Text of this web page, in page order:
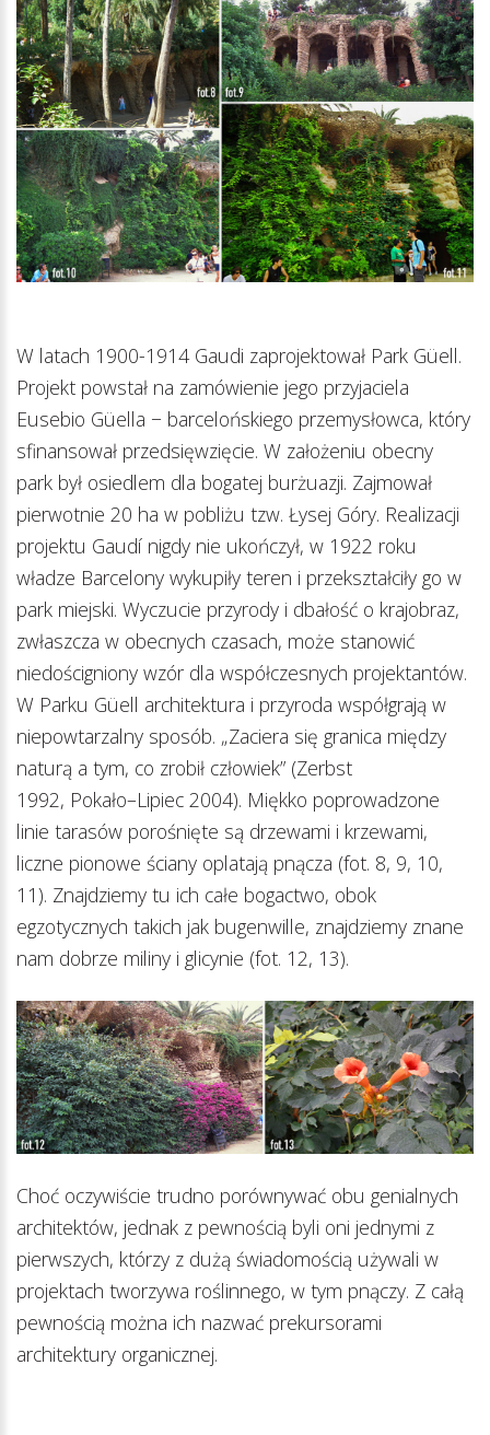
W latach 1900-1914 Gaudi zaprojektował Park Güell.
Projekt powstał na zamówienie jego przyjaciela
Eusebio Güella − barcelońskiego przemysłowca, który
sfinansował przedsięwzięcie. W założeniu obecny
park był osiedlem dla bogatej burżuazji. Zajmował
pierwotnie 20 ha w pobliżu tzw. Łysej Góry. Realizacji
projektu Gaudí nigdy nie ukończył, w 1922 roku
władze Barcelony wykupiły teren i przekształciły go w
park miejski. Wyczucie przyrody i dbałość o krajobraz,
zwłaszcza w obecnych czasach, może stanowić
niedościgniony wzór dla współczesnych projektantów.
W Parku Güell architektura i przyroda współgrają w
niepowtarzalny sposób. „Zaciera się granica między
naturą a tym, co zrobił człowiek” (Zerbst
1992, Pokało–Lipiec 2004). Miękko poprowadzone
linie tarasów porośnięte są drzewami i krzewami,
liczne pionowe ściany oplatają pnącza (fot. 8, 9, 10,
11). Znajdziemy tu ich całe bogactwo, obok
egzotycznych takich jak bugenwille, znajdziemy znane
nam dobrze miliny i glicynie (fot. 12, 13).
Choć oczywiście trudno porównywać obu genialnych
architektów, jednak z pewnością byli oni jednymi z
pierwszych, którzy z dużą świadomością używali w
projektach tworzywa roślinnego, w tym pnączy. Z całą
pewnością można ich nazwać prekursorami
architektury organicznej.